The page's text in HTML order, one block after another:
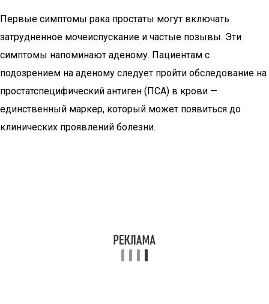
Первые симптомы рака простаты могут включать
затрудненное мочеиспускание и частые позывы. Эти
симптомы напоминают аденому. Пациентам с
подозрением на аденому следует пройти обследование на
простатспецифический антиген (ПСА) в крови —
единственный маркер, который может появиться до
клинических проявлений болезни.